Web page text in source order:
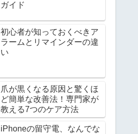
ガイド
初心者が知っておくべきア
ラームとリマインダーの違
い
爪が黒くなる原因と驚くほ
ど簡単な改善法！専門家が
教える7つのケア方法
iPhoneの留守電、なんでな